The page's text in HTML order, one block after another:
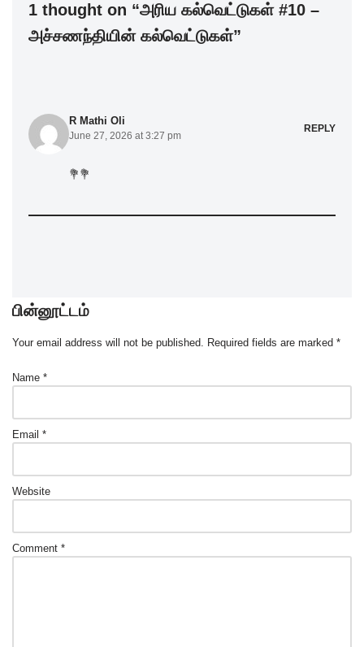
o
k
p
1 thought on “அரிய கல்வெட்டுகள் #10 –
அச்சணந்தியின் கல்வெட்டுகள்”
R Mathi Oli
June 27, 2026 at 3:27 pm
REPLY
💐💐
பின்னூட்டம்
Your email address will not be published. Required fields are marked *
Name *
Email *
Website
Comment *